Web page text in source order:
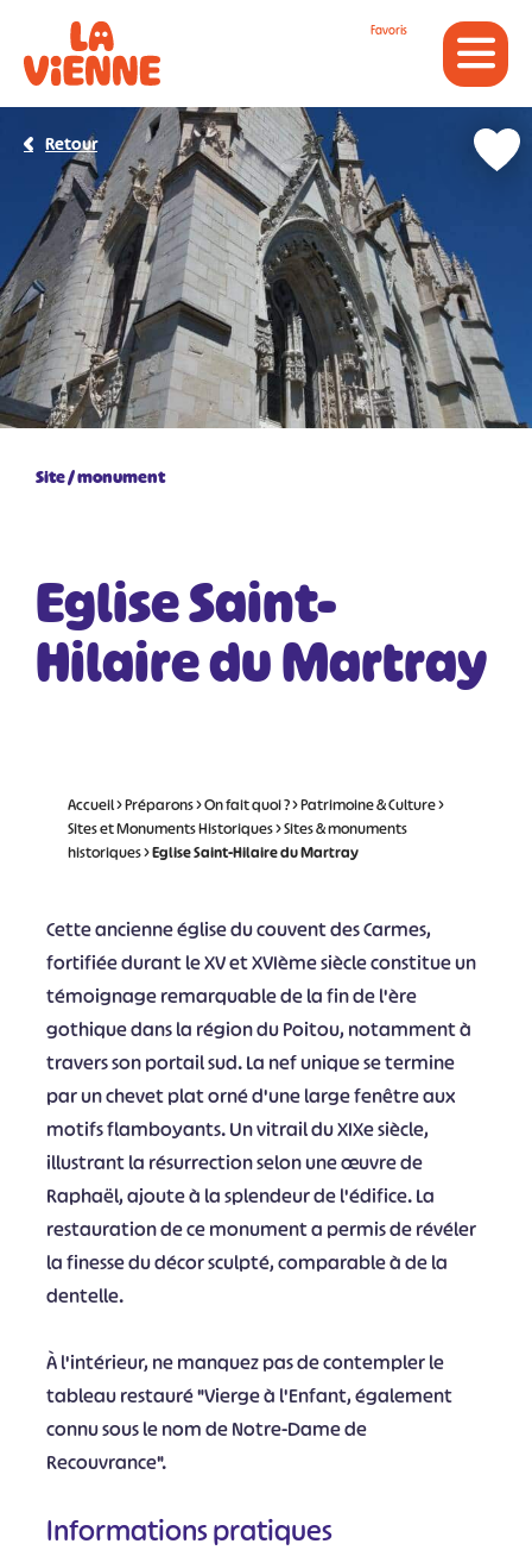
Favoris
Site / monument
Eglise Saint-
Hilaire du Martray
Retour
Accueil>Préparons>On fait quoi ?>Patrimoine & Culture>
Sites et Monuments Historiques>Sites & monuments
historiques>Eglise Saint-Hilaire du Martray
Cette ancienne église du couvent des Carmes,
fortifiée durant le XV et XVIème siècle constitue un
témoignage remarquable de la fin de l'ère
gothique dans la région du Poitou, notamment à
travers son portail sud. La nef unique se termine
par un chevet plat orné d'une large fenêtre aux
motifs flamboyants. Un vitrail du XIXe siècle,
illustrant la résurrection selon une œuvre de
Raphaël, ajoute à la splendeur de l'édifice. La
restauration de ce monument a permis de révéler
la finesse du décor sculpté, comparable à de la
dentelle.
À l'intérieur, ne manquez pas de contempler le
tableau restauré "Vierge à l'Enfant, également
connu sous le nom de Notre-Dame de
Recouvrance".
Informations pratiques